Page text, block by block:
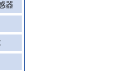
器